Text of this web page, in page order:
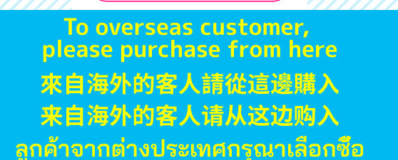
ゲーム機本体には、SDカードなどのメ
ディスク類の読み取り面のキズに関し
す。
※詳細につきましてはコチラ
JANコード
商品番号
商品カテゴリ グッズ